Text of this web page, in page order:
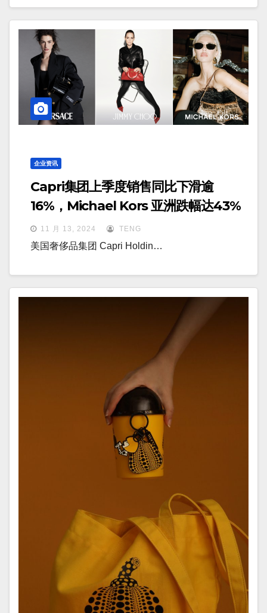
企业资讯
Capri集团上季度销售同比下滑逾
16%，Michael Kors 亚洲跌幅达43%
11 月 13, 2024 TENG
美国奢侈品集团 Capri Holdin…